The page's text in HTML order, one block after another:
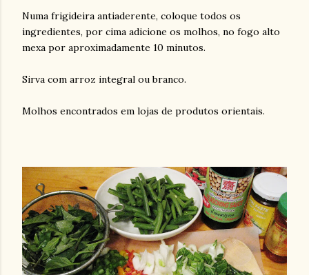
Numa frigideira antiaderente, coloque todos os
ingredientes, por cima adicione os molhos, no fogo alto
mexa por aproximadamente 10 minutos.
Sirva com arroz integral ou branco.
Molhos encontrados em lojas de produtos orientais.